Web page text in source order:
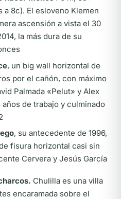
a 8c). El esloveno Klemen
ascensión a vista el 30
la más dura de su
, un big wall horizontal de
por el cañón, con máximo
Palmada «Pelut» y Alex
de trabajo y culminado
, su antecedente de 1996,
fisura horizontal casi sin
Cervera y Jesús García
Chulilla es una villa
encaramada sobre el